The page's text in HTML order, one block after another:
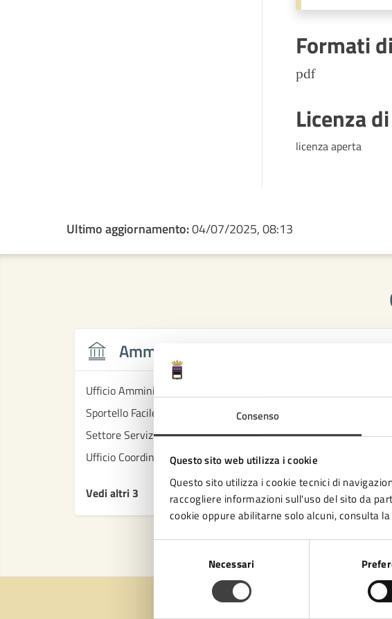
Consenso
Questo sito web utilizza i cookie
Questo sito utilizza i cookie tecnici di
raccogliere informazioni sull'uso del sito da
cookie oppure abilitarne solo alcuni, consulta
consenso
Necessari
Formati
pdf
Licenza
licenza aperta
Ultimo aggiornamento:04/07/2025, 08:13
Amministrazione
Ufficio Amministrativo/organizzativo/Controllo Gestione Servizi
Sportello Facile Territoriale
Settore Servizi educativi, istruzione e sport
Ufficio Coordinamento pedagogico
Vedi altri 3